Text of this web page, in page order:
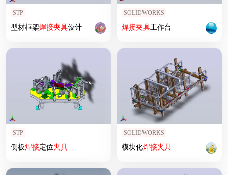
STP
型材框架焊接夹具设计
SOLIDWORKS
焊接夹具工作台
STP
侧板焊接定位夹具
SOLIDWORKS
模块化焊接夹具